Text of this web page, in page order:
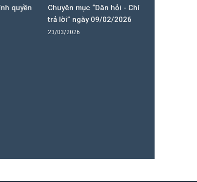
Chuyên mục “Dân hỏi - Chính quyền
trả lời” ngày 09/02/2026